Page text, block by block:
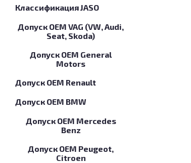
Классификация JASO
Допуск OEM VAG (VW, Audi,
Seat, Skoda)
Допуск OEM General
Motors
Допуск OEM Renault
Допуск OEM BMW
Допуск OEM Mercedes
Benz
Допуск OEM Peugeot,
Citroen